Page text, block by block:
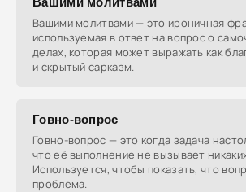
Вашими молитвами — это ироничная
используемая в ответ на вопрос о
делах, которая может выражать как
и скрытый сарказм.
Говно-вопрос
Говно-вопрос — это когда задача
что её выполнение не вызывает
Используется, чтобы показать, что
проблема.